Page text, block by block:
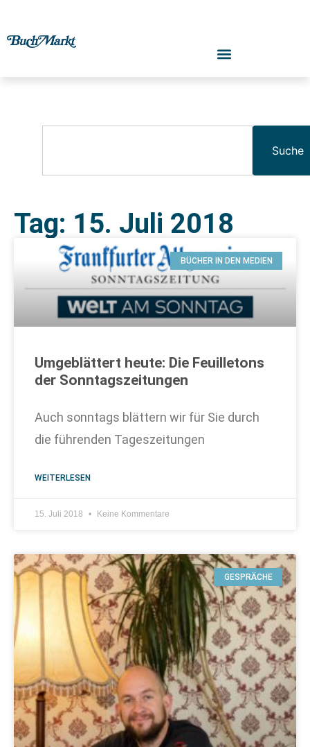
Suche
Tag: 15. Juli 2018
BÜCHER IN DEN MEDIEN
Umgeblättert heute: Die Feuilletons
der Sonntagszeitungen
Auch sonntags blättern wir für Sie durch
die führenden Tageszeitungen
WEITERLESEN
15. Juli 2018 Keine Kommentare
GESPRÄCHE